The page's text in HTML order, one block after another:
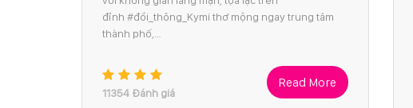
đỉnh #đồi_thông_Kymi thơ mộng ngay trung tâm
thành phố,…
Read More
11354 Đánh giá